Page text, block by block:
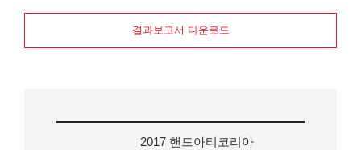
결과보고서 다운로드
2017 핸드아티코리아